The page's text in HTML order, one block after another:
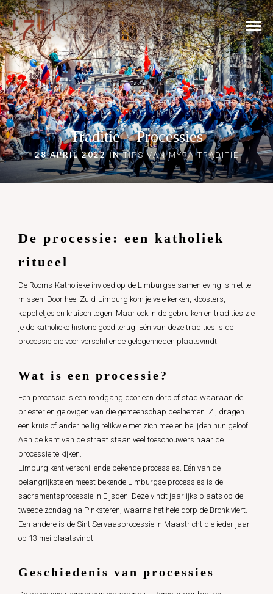
Traditie – Processies
28 APRIL 2022 INTIPS VAN MYRA TRADITIE
De processie: een katholiek
ritueel
De Rooms-Katholieke invloed op de Limburgse samenleving is niet te
missen. Door heel Zuid-Limburg kom je vele kerken, kloosters,
kapelletjes en kruisen tegen. Maar ook in de gebruiken en tradities zie
je de katholieke historie goed terug. Eén van deze tradities is de
processie die voor verschillende gelegenheden plaatsvindt.
Wat is een processie?
Een processie is een rondgang door een dorp of stad waaraan de
priester en gelovigen van die gemeenschap deelnemen. Zij dragen
een kruis of ander heilig relikwie met zich mee en belijden hun geloof.
Aan de kant van de straat staan veel toeschouwers naar de
processie te kijken.
Limburg kent verschillende bekende processies. Eén van de
belangrijkste en meest bekende Limburgse processies is de
sacramentsprocessie in Eijsden. Deze vindt jaarlijks plaats op de
tweede zondag na Pinksteren, waarna het hele dorp de Bronk viert.
Een andere is de Sint Servaasprocessie in Maastricht die ieder jaar
op 13 mei plaatsvindt.
Geschiedenis van processies